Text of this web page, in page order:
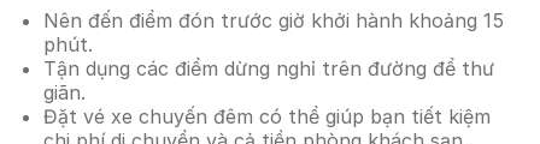
Nên đến điểm đón trước giờ khởi hành khoảng 15
phút.
Tận dụng các điểm dừng nghỉ trên đường để thư
giãn.
Đặt vé xe chuyến đêm có thể giúp bạn tiết kiệm